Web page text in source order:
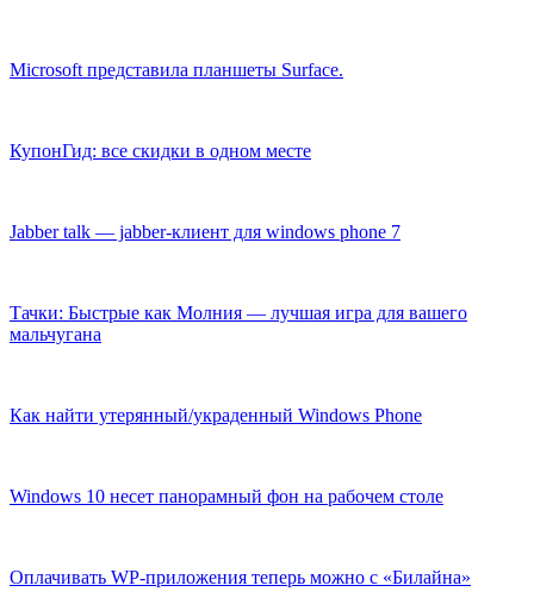
Microsoft представила планшеты Surface.
КупонГид: все скидки в одном месте
Jabber talk — jabber-клиент для windows phone 7
Тачки: Быстрые как Молния — лучшая игра для вашего
мальчугана
Как найти утерянный/украденный Windows Phone
Windows 10 несет панорамный фон на рабочем столе
Оплачивать WP-приложения теперь можно с «Билайна»